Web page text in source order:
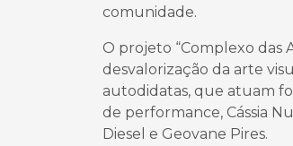
comunidade.
O projeto “Complexo das
desvalorização da arte
autodidatas, que atuam
de performance, Cássia
Diesel e Geovane Pires.